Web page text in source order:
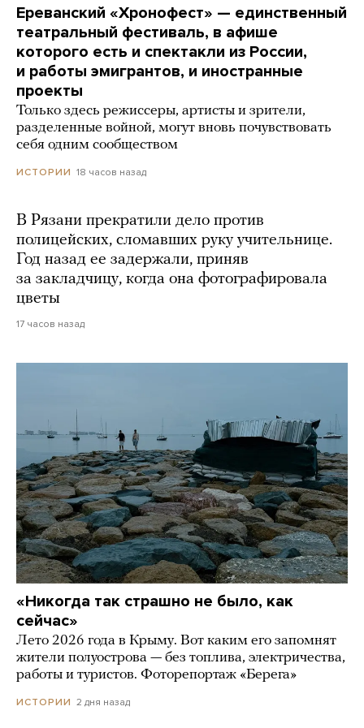
Ереванский «Хронофест» — единственный
театральный фестиваль, в афише
которого есть и спектакли из России,
и работы эмигрантов, и иностранные
проекты
Только здесь режиссеры, артисты и зрители,
разделенные войной, могут вновь почувствовать
себя одним сообществом
ИСТОРИИ 18 часов назад
В Рязани прекратили дело против
полицейских, сломавших руку учительнице.
Год назад ее задержали, приняв
за закладчицу, когда она фотографировала
цветы
17 часов назад
«Никогда так страшно не было, как
сейчас»
Лето 2026 года в Крыму. Вот каким его запомнят
жители полуострова — без топлива, электричества,
работы и туристов. Фоторепортаж «Берега»
ИСТОРИИ 2 дня назад